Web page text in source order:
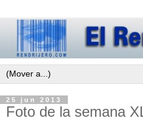
25 jun 2013
Foto de la semana